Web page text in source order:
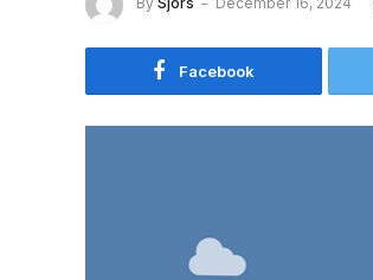
Facebook